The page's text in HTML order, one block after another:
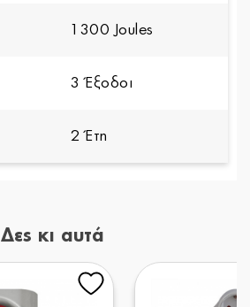
1300 Joules
3 Έξοδοι
2 Έτη
Δες κι αυτά